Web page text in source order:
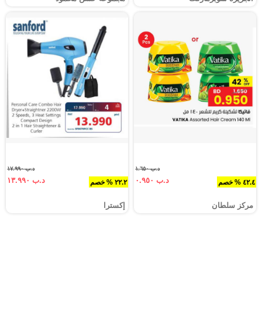
٤٢.٤ % خصم
د.ب ١.٦٥٠
د.ب ٠.٩٥٠
مركز سلطان
٢٢.٢ % خصم
د.ب ١٧.٩٩٠
د.ب ١٣.٩٩٠
إكسترا